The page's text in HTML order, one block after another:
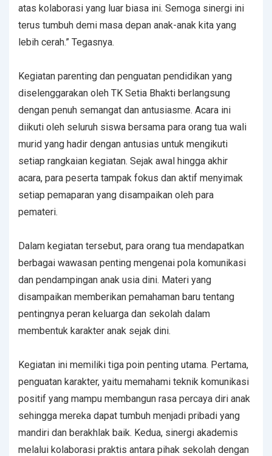
atas kolaborasi yang luar biasa ini. Semoga sinergi ini
terus tumbuh demi masa depan anak-anak kita yang
lebih cerah.” Tegasnya.
Kegiatan parenting dan penguatan pendidikan yang
diselenggarakan oleh TK Setia Bhakti berlangsung
dengan penuh semangat dan antusiasme. Acara ini
diikuti oleh seluruh siswa bersama para orang tua wali
murid yang hadir dengan antusias untuk mengikuti
setiap rangkaian kegiatan. Sejak awal hingga akhir
acara, para peserta tampak fokus dan aktif menyimak
setiap pemaparan yang disampaikan oleh para
pemateri.
Dalam kegiatan tersebut, para orang tua mendapatkan
berbagai wawasan penting mengenai pola komunikasi
dan pendampingan anak usia dini. Materi yang
disampaikan memberikan pemahaman baru tentang
pentingnya peran keluarga dan sekolah dalam
membentuk karakter anak sejak dini.
Kegiatan ini memiliki tiga poin penting utama. Pertama,
penguatan karakter, yaitu memahami teknik komunikasi
positif yang mampu membangun rasa percaya diri anak
sehingga mereka dapat tumbuh menjadi pribadi yang
mandiri dan berakhlak baik. Kedua, sinergi akademis
melalui kolaborasi praktis antara pihak sekolah dengan